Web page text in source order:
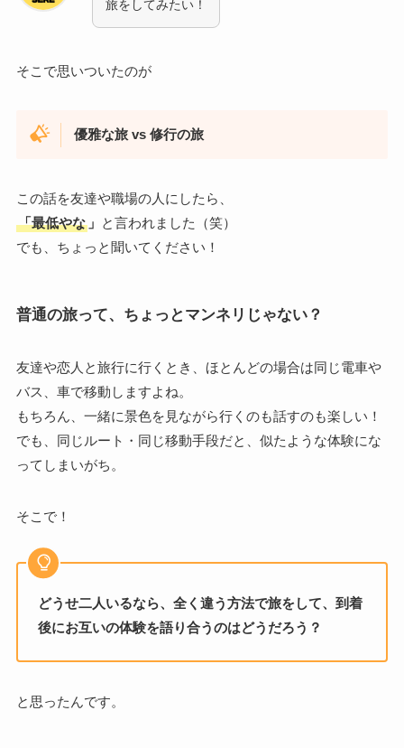
旅をしてみたい！
そこで思いついたのが
優雅な旅 vs 修行の旅
この話を友達や職場の人にしたら、
「最低やな」 と言われました（笑）
でも、ちょっと聞いてください！
普通の旅って、ちょっとマンネリじゃない？
友達や恋人と旅行に行くとき、ほとんどの場合は同じ電車や
バス、車で移動しますよね。
もちろん、一緒に景色を見ながら行くのも話すのも楽しい！
でも、同じルート・同じ移動手段だと、似たような体験にな
ってしまいがち。
そこで！
どうせ二人いるなら、全く違う方法で旅をして、到着
後にお互いの体験を語り合うのはどうだろう？
と思ったんです。